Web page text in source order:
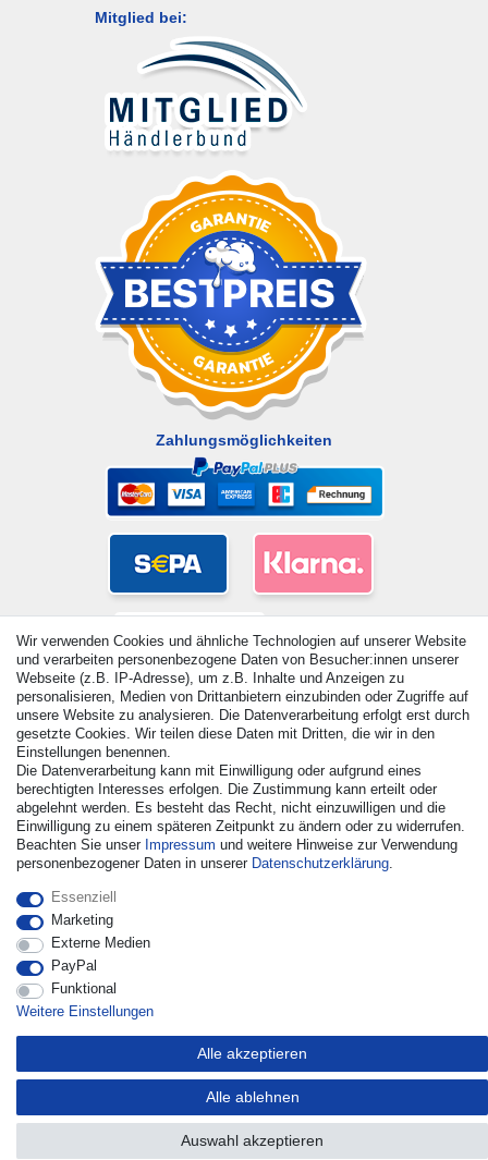
Mitglied bei:
Zahlungsmöglichkeiten
© Copyright 2026 | Alle Rechte vorbehalten. - Alle Rechte
vorbehalten. Preisangaben inkl. gesetzl. 19% MwSt. |
Grundpreise siehe Artikeldetail | *Gilt für Lieferungen nach
Deutschland!
Vertrag widerrufen Kontakt
Wir verwenden Cookies und ähnliche Technologien auf unserer Website
und verarbeiten personenbezogene Daten von Besucher:innen unserer
Webseite (z.B. IP-Adresse), um z.B. Inhalte und Anzeigen zu
personalisieren, Medien von Drittanbietern einzubinden oder Zugriffe auf
unsere Website zu analysieren. Die Datenverarbeitung erfolgt erst durch
gesetzte Cookies. Wir teilen diese Daten mit Dritten, die wir in den
Einstellungen benennen.
Die Datenverarbeitung kann mit Einwilligung oder aufgrund eines
berechtigten Interesses erfolgen. Die Zustimmung kann erteilt oder
abgelehnt werden. Es besteht das Recht, nicht einzuwilligen und die
Einwilligung zu einem späteren Zeitpunkt zu ändern oder zu widerrufen.
Beachten Sie unser Impressum und weitere Hinweise zur Verwendung
personenbezogener Daten in unserer Daten­schutz­erklärung.
Essenziell
Marketing
Externe Medien
PayPal
Funktional
Weitere Einstellungen
Alle akzeptieren
Alle ablehnen
Auswahl akzeptieren